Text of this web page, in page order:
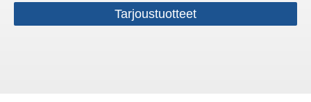
Tarjoustuotteet